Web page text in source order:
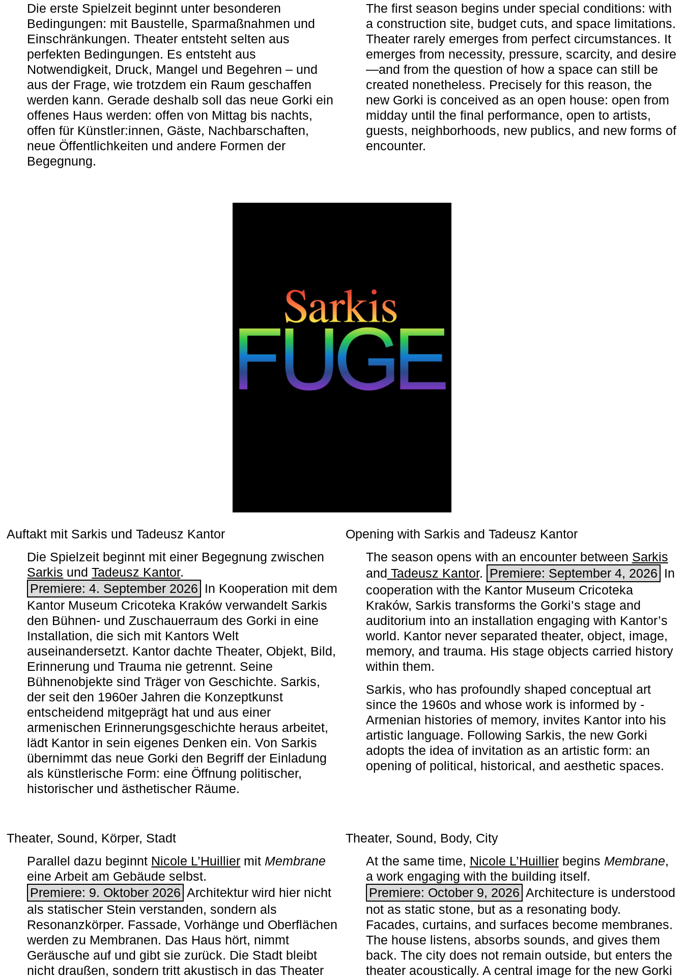
Die erste Spielzeit beginnt unter besonderen
Bedingungen: mit Baustelle, Sparmaßnahmen und
Einschränkungen. Theater entsteht selten aus
perfekten Bedingungen. Es entsteht aus
Notwendigkeit, Druck, Mangel und Begehren – und
aus der Frage, wie trotzdem ein Raum geschaffen
werden kann. Gerade deshalb soll das neue Gorki ein
offenes Haus werden: offen von Mittag bis nachts,
offen für Künstler:innen, Gäste, Nachbarschaften,
neue Öffentlichkeiten und andere Formen der
Begegnung.
The first season begins under special conditions: with
a construction site, budget cuts, and space limitations.
Theater rarely emerges from perfect circumstances. It
emerges from necessity, pressure, scarcity, and desire
—and from the question of how a space can still be
created nonetheless. Precisely for this reason, the
new Gorki is conceived as an open house: open from
midday until the final performance, open to artists,
guests, neighborhoods, new publics, and new forms of
encounter.
Auftakt mit Sarkis und Tadeusz Kantor
Die Spielzeit beginnt mit einer Begegnung zwischen
Sarkis undTadeusz Kantor.
Premiere: 4. September 2026 In Kooperation mit dem
Kantor Museum Cricoteka Kraków verwandelt Sarkis
den Bühnen- und Zuschauerraum des Gorki in eine
Installation, die sich mit Kantors Welt
auseinandersetzt. Kantor dachte Theater, Objekt, Bild,
Erinnerung und Trauma nie getrennt. Seine
Bühnenobjekte sind Träger von Geschichte. Sarkis,
der seit den 1960er Jahren die Konzeptkunst
entscheidend mitgeprägt hat und aus einer
armenischen ­Erinnerungsgeschichte heraus arbeitet,
lädt Kantor in sein eigenes Denken ein. Von Sarkis
übernimmt das neue Gorki den Begriff der Einladung
als künstlerische Form: eine Öffnung politischer,
historischer und ästhetischer Räume.
Opening with Sarkis and Tadeusz Kantor
The season opens with an encounter between Sarkis
and Tadeusz Kantor. Premiere: September 4, 2026 In
cooperation with the ­Kantor Museum Cricoteka
Kraków, Sarkis transforms the Gorki’s stage and
auditorium into an installation engaging with Kantor’s
world. Kantor never separated theater, object, image,
memory, and trauma. His stage objects carried history
within them.
Sarkis, who has profoundly shaped conceptual art
since the 1960s and whose work is informed by ­
Armenian histories of memory, invites Kantor into his
artistic language. Following Sarkis, the new Gorki
adopts the idea of invitation as an artistic form: an
opening of political, historical, and aesthetic spaces.
Theater, Sound, Körper, Stadt
Parallel dazu beginnt Nicole L’Huillier mit ­ Membrane
eine Arbeit am Gebäude selbst.
Premiere: 9. Oktober 2026 Architektur wird hier nicht
als statischer Stein verstanden, sondern als
Resonanzkörper. Fassade, Vorhänge und Oberflächen
werden zu Membranen. Das Haus hört, nimmt
Geräusche auf und gibt sie zurück. Die Stadt bleibt
nicht draußen, sondern tritt akustisch in das Theater
Theater, Sound, Body, City
At the same time, Nicole L’Huillierbegins ­ Membrane,
a work engaging with the building itself.
Premiere: October 9, 2026 Architecture is understood
not as static stone, but as a resonating body.
Facades, curtains, and surfaces become membranes.
The house listens, absorbs sounds, and gives them
back. The city does not remain outside, but enters the
theater acoustically. A central image for the new Gorki